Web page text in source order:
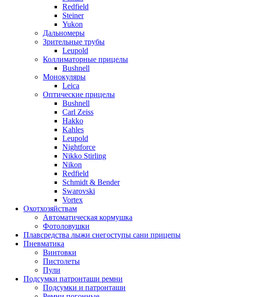
Redfield
Steiner
Yukon
Дальномеры
Зрительные трубы
Leupold
Коллиматорные прицелы
Bushnell
Монокуляры
Leica
Оптические прицелы
Bushnell
Carl Zeiss
Hakko
Kahles
Leupold
Nightforce
Nikko Stirling
Nikon
Redfield
Schmidt & Bender
Swarovski
Vortex
Охотхозяйствам
Автоматическая кормушка
Фотоловушки
Плавсредства лыжи снегоступы сани прицепы
Пневматика
Винтовки
Пистолеты
Пули
Подсумки патронташи ремни
Подсумки и патронташи